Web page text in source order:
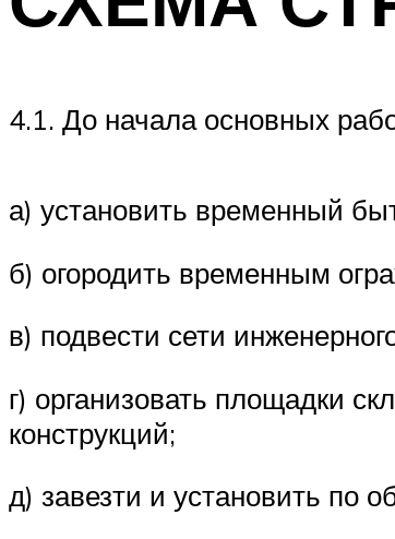
4.1. До начала основных
а) установить временный
б) огородить временным
в) подвести сети
г) организовать площадки
конструкций;
д) завезти и установить по